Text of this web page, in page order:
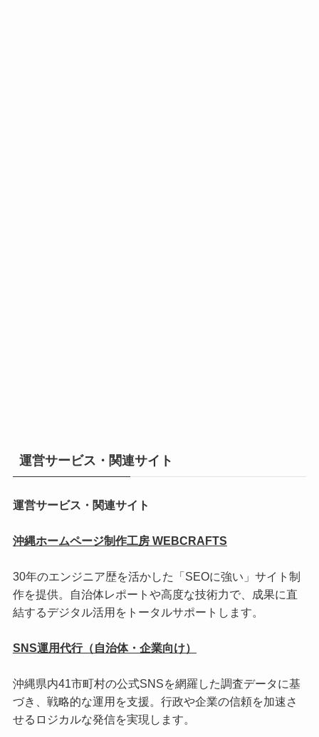
運営サービス・関連サイト
運営サービス・関連サイト
沖縄ホームページ制作工房 WEBCRAFTS
30年のエンジニア歴を活かした「SEOに強い」サイト制
作を提供。自治体レポートや高度な技術力で、成果に直
結するデジタル活用をトータルサポートします。
SNS運用代行（自治体・企業向け）
沖縄県内41市町村の公式SNSを網羅した調査データに基
づき、戦略的な運用を支援。行政や企業の信頼を加速さ
せるロジカルな発信を実現します。